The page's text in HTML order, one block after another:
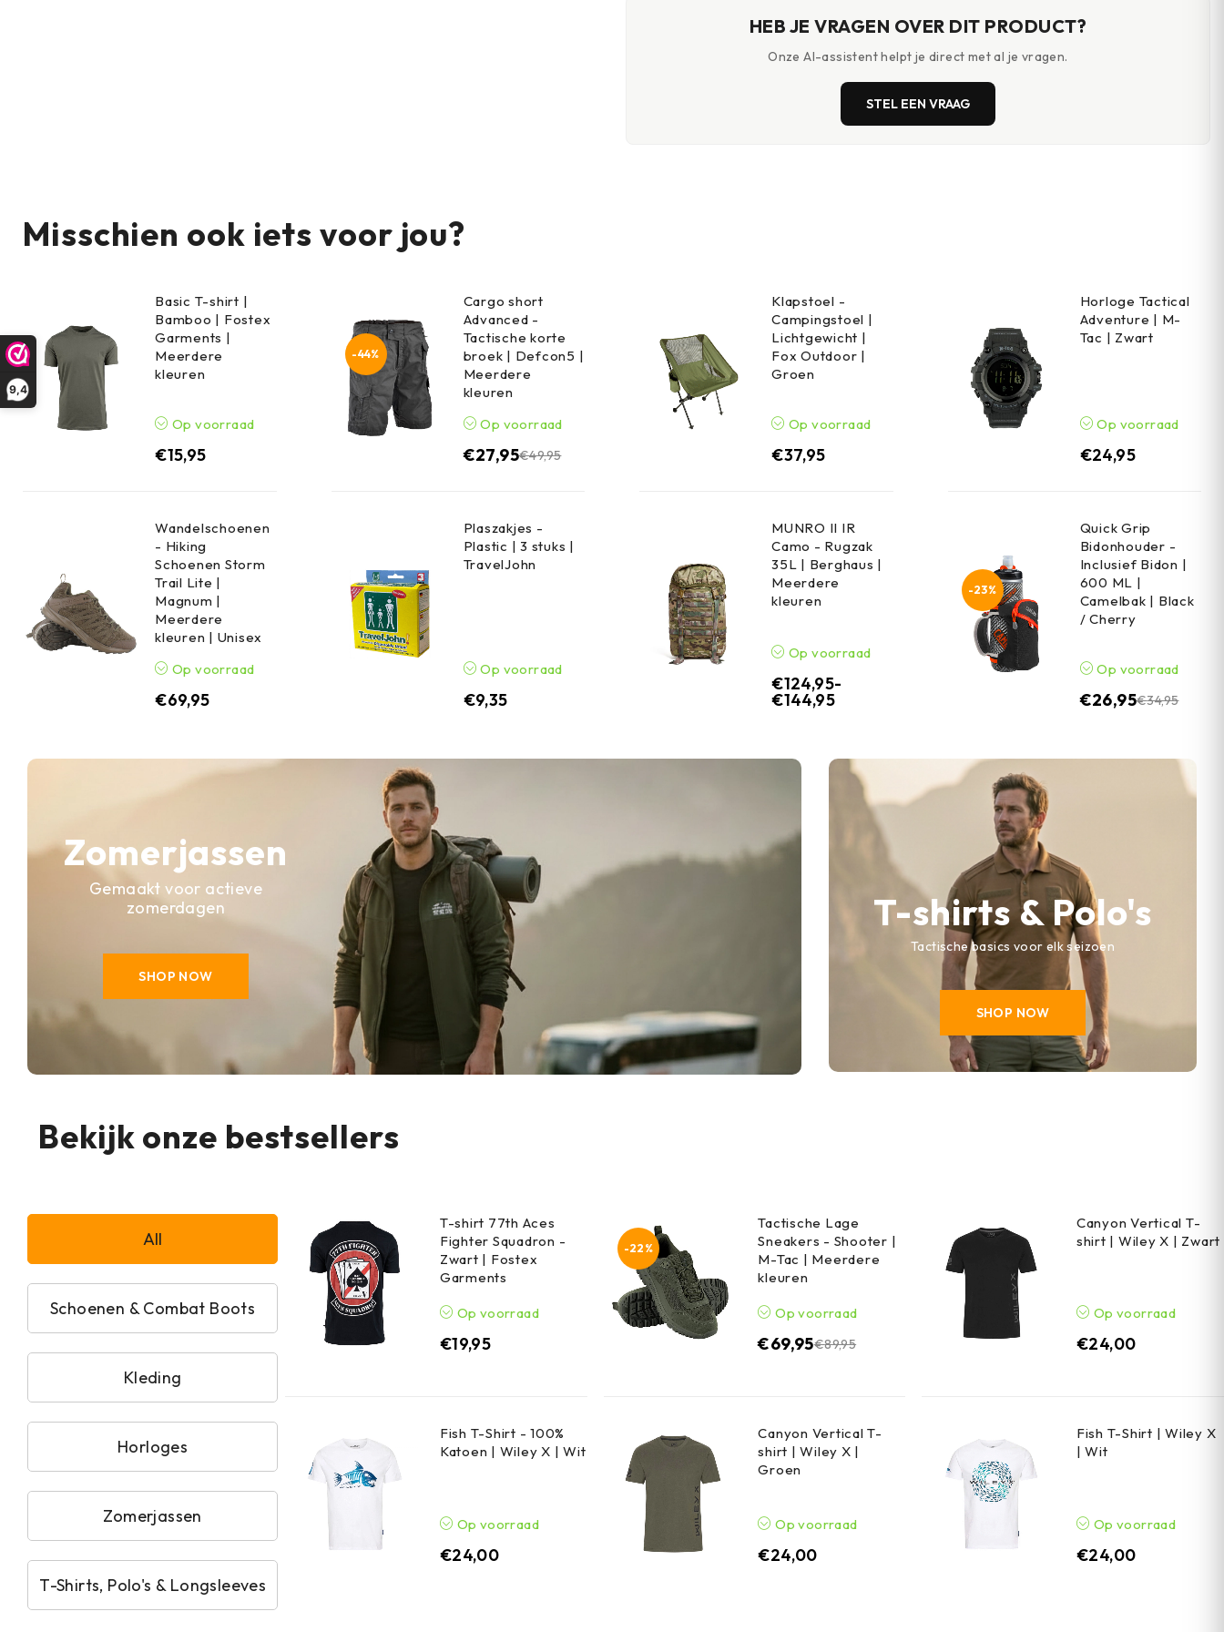
9,4
HEB JE VRAGEN OVER DIT PRODUCT?
Onze AI-assistent helpt je direct met al je vragen.
STEL EEN VRAAG
Misschien ook iets voor jou?
Basic T-shirt |
Bamboo | Fostex
Garments |
Meerdere
kleuren
Op voorraad
€15,95
-44%
Cargo short
Advanced -
Tactische korte
broek | Defcon5 |
Meerdere
kleuren
Op voorraad
€49,95
€27,95
Klapstoel -
Campingstoel |
Lichtgewicht |
Fox Outdoor |
Groen
Op voorraad
€37,95
Horloge Tactical
Adventure | M-
Tac | Zwart
Op voorraad
€24,95
Wandelschoenen
- Hiking
Schoenen Storm
Trail Lite |
Magnum |
Meerdere
kleuren | Unisex
Op voorraad
€69,95
Plaszakjes -
Plastic | 3 stuks |
TravelJohn
Op voorraad
€9,35
MUNRO II IR
Camo - Rugzak
35L | Berghaus |
Meerdere
kleuren
Op voorraad
€124,95-
€144,95
-23%
Quick Grip
Bidonhouder -
Inclusief Bidon |
600 ML |
Camelbak | Black
/ Cherry
Op voorraad
€34,95
€26,95
Zomerjassen
Gemaakt voor actieve
zomerdagen
SHOP NOW
T-shirts & Polo's
Tactische basics voor elk seizoen
SHOP NOW
Bekijk onze bestsellers
All
Schoenen & Combat Boots
Kleding
Horloges
Zomerjassen
T-Shirts, Polo's & Longsleeves
T-shirt 77th Aces
Fighter Squadron -
Zwart | Fostex
Garments
Op voorraad
€19,95
-22%
Tactische Lage
Sneakers - Shooter |
M-Tac | Meerdere
kleuren
Op voorraad
€89,95
€69,95
Canyon Vertical T-
shirt | Wiley X | Zwart
Op voorraad
€24,00
Fish T-Shirt - 100%
Katoen | Wiley X | Wit
Op voorraad
€24,00
Canyon Vertical T-
shirt | Wiley X |
Groen
Op voorraad
€24,00
Fish T-Shirt | Wiley X
| Wit
Op voorraad
€24,00